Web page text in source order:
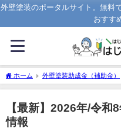
外壁塗装のポータルサイト。無料
おすす
ホーム 外壁塗装助成金（補助金）
助成金情報
【最新】2026年/令和
情報